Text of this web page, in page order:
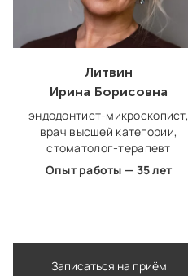
Литвин
Ирина Борисовна
эндодонтист‑микроскопист,
врач высшей категории,
стоматолог-терапевт
Опыт работы — 35 лет
Записаться на приём